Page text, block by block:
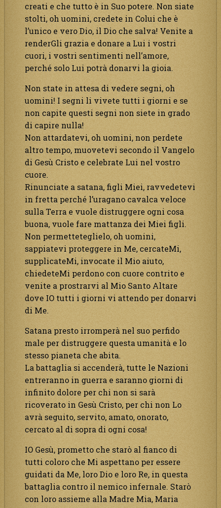
creati e che tutto è in Suo potere. Non siate
stolti, oh uomini, credete in Colui che è
l’unico e vero Dio, il Dio che salva! Venite a
renderGli grazia e donare a Lui i vostri
cuori, i vostri sentimenti nell’amore,
perché solo Lui potrà donarvi la gioia.
Non state in attesa di vedere segni, oh
uomini! I segni li vivete tutti i giorni e se
non capite questi segni non siete in grado
di capire nulla!
Non attardatevi, oh uomini, non perdete
altro tempo, muovetevi secondo il Vangelo
di Gesù Cristo e celebrate Lui nel vostro
cuore.
Rinunciate a satana, figli Miei, ravvedetevi
in fretta perché l’uragano cavalca veloce
sulla Terra e vuole distruggere ogni cosa
buona, vuole fare mattanza dei Miei figli.
Non permetteteglielo, oh uomini,
sappiatevi proteggere in Me, cercateMi,
supplicateMi, invocate il Mio aiuto,
chiedeteMi perdono con cuore contrito e
venite a prostrarvi al Mio Santo Altare
dove IO tutti i giorni vi attendo per donarvi
di Me.
Satana presto irromperà nel suo perfido
male per distruggere questa umanità e lo
stesso pianeta che abita.
La battaglia si accenderà, tutte le Nazioni
entreranno in guerra e saranno giorni di
infinito dolore per chi non si sarà
ricoverato in Gesù Cristo, per chi non Lo
avrà seguito, servito, amato, onorato,
cercato al di sopra di ogni cosa!
IO Gesù, prometto che starò al fianco di
tutti coloro che Mi aspettano per essere
guidati da Me, loro Dio e loro Re, in questa
battaglia contro il nemico infernale. Starò
con loro assieme alla Madre Mia, Maria